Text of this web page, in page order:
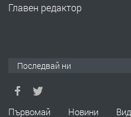
Главен редактор
Последвай ни
Първомай Новини